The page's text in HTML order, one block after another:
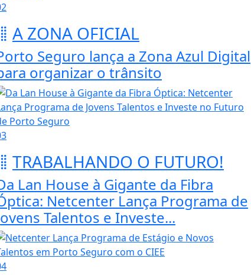
A ZONA OFICIAL
Seguro lança a Zona Azul Digital
organizar o trânsito
TRABALHANDO O FUTURO!
Lan House à Gigante da Fibra
Netcenter Lança Programa de
Talentos e Investe...